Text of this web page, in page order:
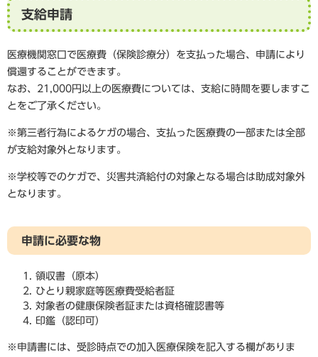
支給申請
医療機関窓口で医療費（保険診療分）を支払った場合、申請により
償還することができます。
なお、21,000円以上の医療費については、支給に時間を要しますこ
とをご了承ください。
※第三者行為によるケガの場合、支払った医療費の一部または全部
が支給対象外となります。
※学校等でのケガで、災害共済給付の対象となる場合は助成対象外
となります。
申請に必要な物
領収書（原本）
ひとり親家庭等医療費受給者証
対象者の健康保険者証または資格確認書等
印鑑（認印可）
※申請書には、受診時点での加入医療保険を記入する欄がありま